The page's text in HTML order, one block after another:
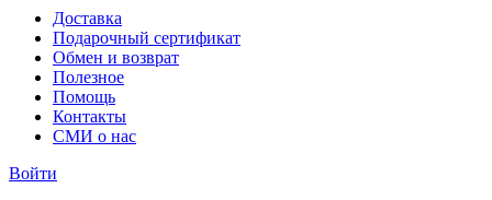
Доставка
Подарочный сертификат
Обмен и возврат
Полезное
Помощь
Контакты
СМИ о нас
Войти